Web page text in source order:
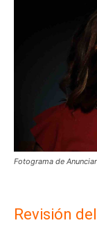
Fotograma de
Revisión